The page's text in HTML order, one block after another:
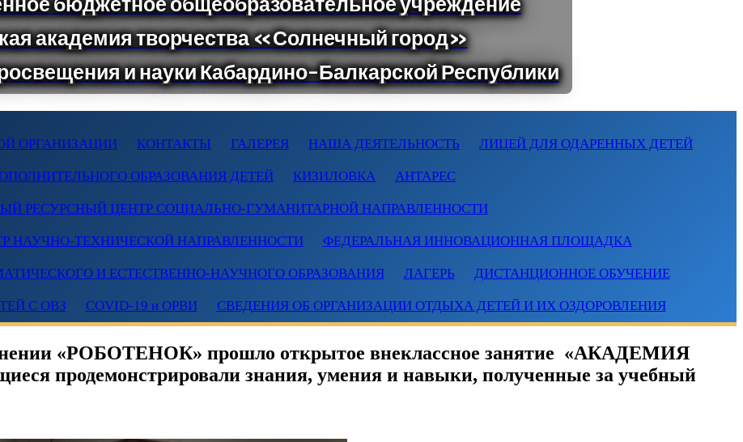
ОРГАНИЗАЦИИ КОНТАКТЫ ГАЛЕРЕЯ НАША ДЕЯТЕЛЬНОСТЬ ЛИЦЕЙ ДЛЯ ОДАРЕННЫХ ДЕТЕЙ
ОБРАЗОВАНИЯ ДЕТЕЙ КИЗИЛОВКА АНТАРЕС
РЕСУРСНЫЙ ЦЕНТР СОЦИАЛЬНО-ГУМАНИТАРНОЙ НАПРАВЛЕННОСТИ
НАУЧНО-ТЕХНИЧЕСКОЙ НАПРАВЛЕННОСТИ ФЕДЕРАЛЬНАЯ ИННОВАЦИОННАЯ ПЛОЩАДКА
И ЕСТЕСТВЕННО-НАУЧНОГО ОБРАЗОВАНИЯ ЛАГЕРЬ ДИСТАНЦИОННОЕ ОБУЧЕНИЕ
С ОВЗ COVID-19 и ОРВИ СВЕДЕНИЯ ОБ ОРГАНИЗАЦИИ ОТДЫХА ДЕТЕЙ И ИХ ОЗДОРОВЛЕНИЯ
«РОБОТЕНОК» прошло открытое внеклассное занятие «АКАДЕМИЯ
продемонстрировали знания, умения и навыки, полученные за учебный